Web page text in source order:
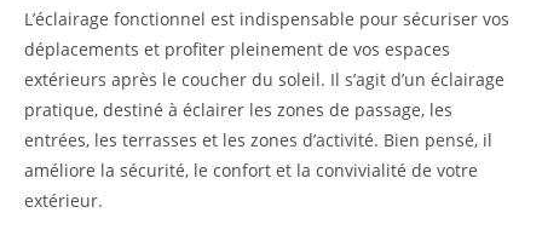
L’éclairage fonctionnel est indispensable pour sécuriser vos
déplacements et profiter pleinement de vos espaces
extérieurs après le coucher du soleil. Il s’agit d’un éclairage
pratique, destiné à éclairer les zones de passage, les
entrées, les terrasses et les zones d’activité. Bien pensé, il
améliore la sécurité, le confort et la convivialité de votre
extérieur.